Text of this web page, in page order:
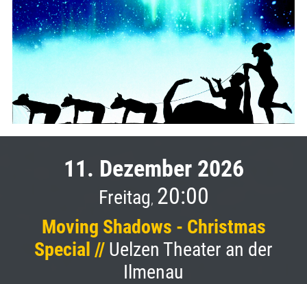
11. Dezember 2026
Freitag, 20:00
Moving Shadows - Christmas
Special // Uelzen Theater an der
Ilmenau